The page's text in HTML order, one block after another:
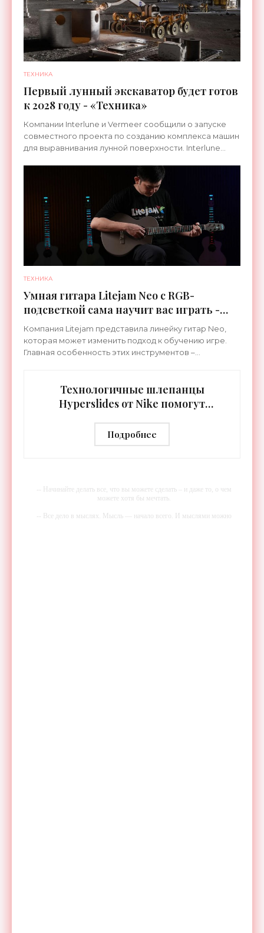
ТЕХНИКА
Первый лунный экскаватор будет готов
к 2028 году - «Техника»
Компании Interlune и Vermeer сообщили о запуске
совместного проекта по созданию комплекса машин
для выравнивания лунной поверхности. Interlune
ТЕХНИКА
Умная гитара Litejam Neo с RGB-
подсветкой сама научит вас играть -
«Гаджеты»
Компания Litejam представила линейку гитар Neo,
которая может изменить подход к обучению игре.
Главная особенность этих инструментов –
Технологичные шлепанцы
Hyperslides от Nike помогут
тренировки - «Гаджеты»
Подробнее
-- Начинайте делать все, что вы можете сделать – и даже то, о чем
можете хотя бы мечтать.
-- Все дело в мыслях. Мысль — начало всего. И мыслями можно